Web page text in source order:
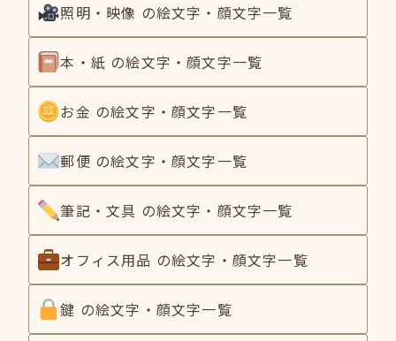
照明・映像 の絵文字・顔文字一覧
本・紙 の絵文字・顔文字一覧
お金 の絵文字・顔文字一覧
郵便 の絵文字・顔文字一覧
筆記・文具 の絵文字・顔文字一覧
オフィス用品 の絵文字・顔文字一覧
鍵 の絵文字・顔文字一覧